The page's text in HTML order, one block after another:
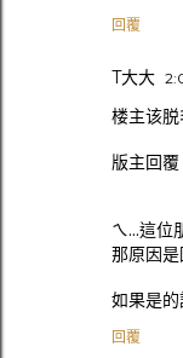
回覆
T大大
楼主该脱
版主回
ㄟ...這位
那原因
如果是
回覆